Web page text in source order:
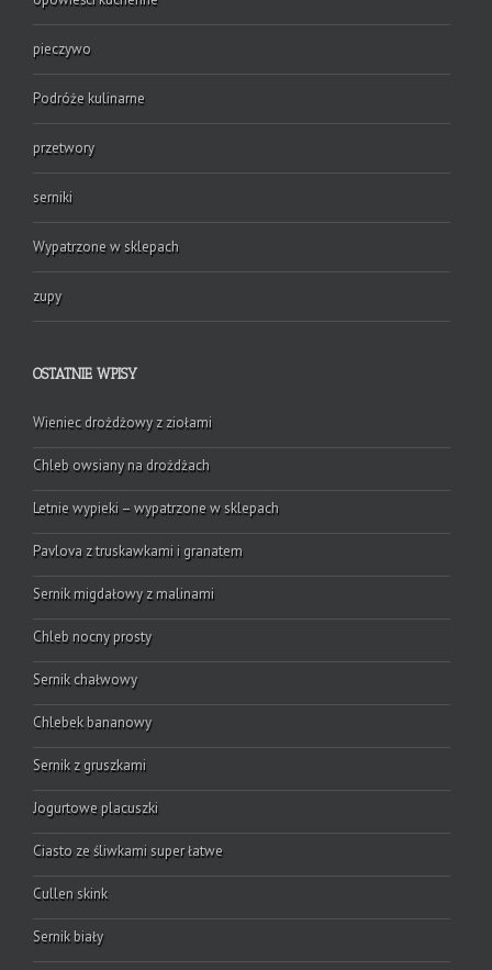
pieczywo
Podróże kulinarne
przetwory
serniki
Wypatrzone w sklepach
zupy
OSTATNIE WPISY
Wieniec drożdżowy z ziołami
Chleb owsiany na drożdżach
Letnie wypieki – wypatrzone w sklepach
Pavlova z truskawkami i granatem
Sernik migdałowy z malinami
Chleb nocny prosty
Sernik chałwowy
Chlebek bananowy
Sernik z gruszkami
Jogurtowe placuszki
Ciasto ze śliwkami super łatwe
Cullen skink
Sernik biały